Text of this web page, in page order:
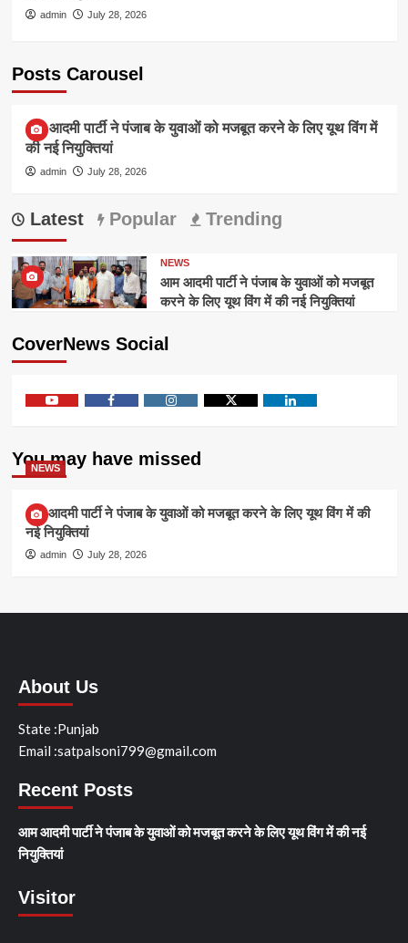
admin July 28, 2026
Posts Carousel
NEWS
आम आदमी पार्टी ने पंजाब के युवाओं को मजबूत करने के लिए यूथ विंग में
की नई नियुक्तियां
admin July 28, 2026
Latest Popular Trending
NEWS
आम आदमी पार्टी ने पंजाब के युवाओं को मजबूत
करने के लिए यूथ विंग में की नई नियुक्तियां
CoverNews Social
You may have missed
NEWS
आम आदमी पार्टी ने पंजाब के युवाओं को मजबूत करने के लिए यूथ विंग में की
नई नियुक्तियां
admin July 28, 2026
About Us
State :Punjab
Email :satpalsoni799@gmail.com
Recent Posts
आम आदमी पार्टी ने पंजाब के युवाओं को मजबूत करने के लिए यूथ विंग में की नई
नियुक्तियां
Visitor